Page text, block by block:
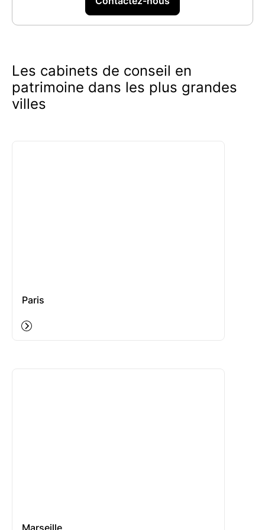
suggestions sont fournis à titre gracieux, vous
permettant ainsi de faire un choix éclairé en
Les cabinets de conseil en
patrimoine dans les plus grandes
villes
Paris